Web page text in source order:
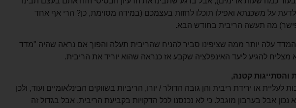
על משכנתא ואפילו תוכלו לחזות בעצמכם (במידה מסוימת, כן? הרי אף אחד
פישר) מה תעשה הריבית בחודש הבא.
15 לחודש המדד עלה יותר ממה שציפינו סביר להניח שהריבית תעלה והפוך אם נראה שהיה "מדד
מצליח להגיע ליעד האינפלציה שקבע אז כנראה שהוא יוריד את הריבית.
והסתייגות קטנה,
לעליית או ירידת ריבית והן גובה הדולר / יורו, הריביות בשווקים הבינלאומיים ועוד, ולכן
אבל בערבון מוגבל. כי לא נכנסנו לכל הדקויות בקביעת הריבית, אבל בגדול זה